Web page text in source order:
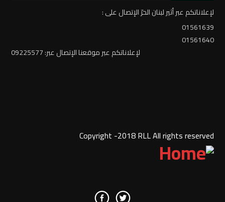
لإعلاناتكم عبر أثير لبنان الحرّ الإتصال على :
01561639
01561640
لإعلاناتكم عبر موقعنا الإتصال عبر: 09225577
Copyright -2018 RLL All rights reserved